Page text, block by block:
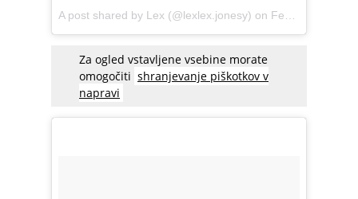
A post shared by Lex (@lexlex.jonesy) on Feb 4, 2017 at 10:50am PST
Za ogled vstavljene vsebine morate
omogočiti shranjevanje piškotkov v
napravi